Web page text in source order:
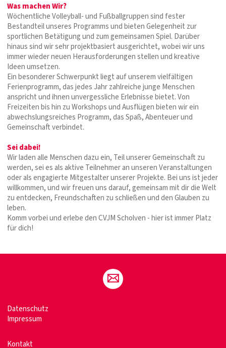
Was machen Wir?
Wöchentliche Volleyball- und Fußballgruppen sind fester
Bestandteil unseres Programms und bieten Gelegenheit zur
sportlichen Betätigung und zum gemeinsamen Spiel. Darüber
hinaus sind wir sehr projektbasiert ausgerichtet, wobei wir uns
immer wieder neuen Herausforderungen stellen und kreative
Ideen umsetzen.
Ein besonderer Schwerpunkt liegt auf unserem vielfältigen
Ferienprogramm, das jedes Jahr zahlreiche junge Menschen
anspricht und ihnen unvergessliche Erlebnisse bietet. Von
Freizeiten bis hin zu Workshops und Ausflügen bieten wir ein
abwechslungsreiches Programm, das Spaß, Abenteuer und
Gemeinschaft verbindet.
Sei dabei!
Wir laden alle Menschen dazu ein, Teil unserer Gemeinschaft zu
werden, sei es als aktive Teilnehmer an unseren Veranstaltungen
oder als engagierte Mitgestalter unserer Projekte. Bei uns ist jeder
willkommen, und wir freuen uns darauf, gemeinsam mit dir die Welt
zu entdecken, Freundschaften zu schließen und den Glauben zu
leben.
Komm vorbei und erlebe den CVJM Scholven - hier ist immer Platz
für dich!
Datenschutz
Impressum
Kontakt